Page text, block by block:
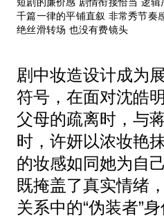
短剧的廉价感 剧情衔接恰当 逻
千篇一律的平铺直叙 非常秀节奏
绝丝滑转场 也没有费镜头
剧中妆造设计成为
符号，在面对沈皓
父母的疏离时，与
时，许妍以浓妆艳
的妆感如同她为自
既掩盖了真实情绪
关系中的“伪装者”